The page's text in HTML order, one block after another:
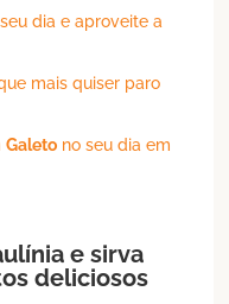
dia e aproveite a
mais quiser paro
Galeto no seu dia em
e sirva
deliciosos